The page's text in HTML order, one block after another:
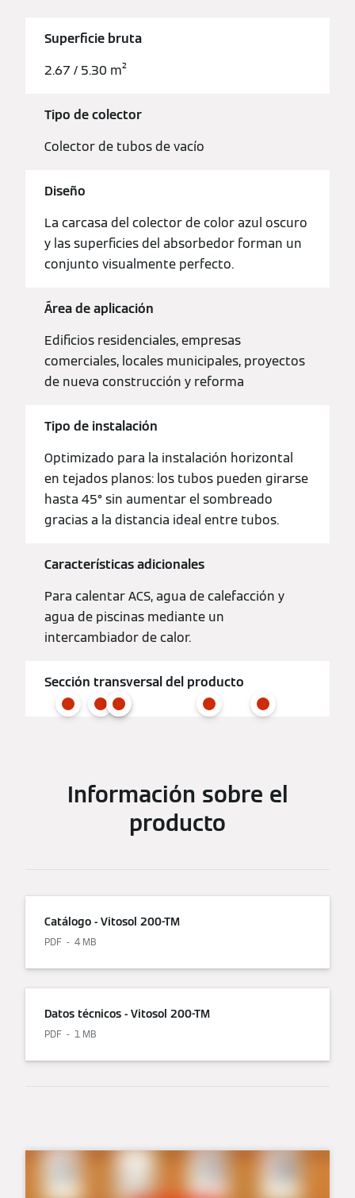
Superficie bruta
2.67 / 5.30 m²
Tipo de colector
Colector de tubos de vacío
Diseño
La carcasa del colector de color azul oscuro
y las superficies del absorbedor forman un
conjunto visualmente perfecto.
Área de aplicación
Edificios residenciales, empresas
comerciales, locales municipales, proyectos
de nueva construcción y reforma
Tipo de instalación
Optimizado para la instalación horizontal
en tejados planos: los tubos pueden girarse
hasta 45° sin aumentar el sombreado
gracias a la distancia ideal entre tubos.
Características adicionales
Para calentar ACS, agua de calefacción y
agua de piscinas mediante un
intercambiador de calor.
Sección transversal del producto
Información sobre el
producto
Catálogo - Vitosol 200-TM
PDF 4 MB
Datos técnicos - Vitosol 200-TM
PDF 1 MB